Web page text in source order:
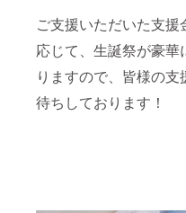
ご支援いただいた支援
応じて、生誕祭が豪華
りますので、皆様の支
待ちしております！